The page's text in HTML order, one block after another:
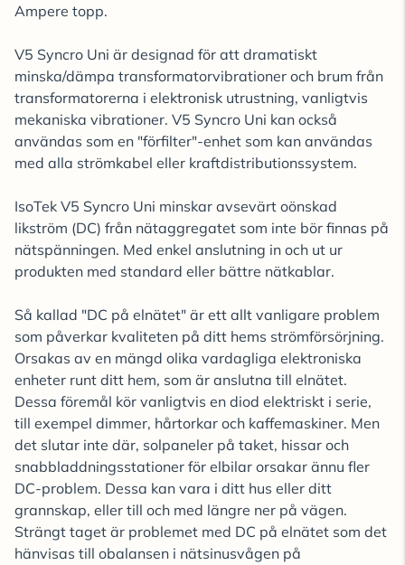
Ampere topp.
V5 Syncro Uni är designad för att dramatiskt
minska/dämpa transformatorvibrationer och brum från
transformatorerna i elektronisk utrustning, vanligtvis
mekaniska vibrationer. V5 Syncro Uni kan också
användas som en "förfilter"-enhet som kan användas
med alla strömkabel eller kraftdistributionssystem.
IsoTek V5 Syncro Uni minskar avsevärt oönskad
likström (DC) från nätaggregatet som inte bör finnas på
nätspänningen. Med enkel anslutning in och ut ur
produkten med standard eller bättre nätkablar.
Så kallad "DC på elnätet" är ett allt vanligare problem
som påverkar kvaliteten på ditt hems strömförsörjning.
Orsakas av en mängd olika vardagliga elektroniska
enheter runt ditt hem, som är anslutna till elnätet.
Dessa föremål kör vanligtvis en diod elektriskt i serie,
till exempel dimmer, hårtorkar och kaffemaskiner. Men
det slutar inte där, solpaneler på taket, hissar och
snabbladdningsstationer för elbilar orsakar ännu fler
DC-problem. Dessa kan vara i ditt hus eller ditt
grannskap, eller till och med längre ner på vägen.
Strängt taget är problemet med DC på elnätet som det
hänvisas till obalansen i nätsinusvågen på